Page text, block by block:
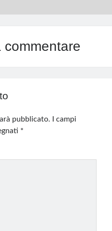
commentare
pubblicato.
I campi
*